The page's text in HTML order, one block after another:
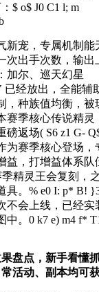
$ o$ J0 C1 l; m
新宠，专属机制能
次出手次数，输出
加尔、巡天幻星
已经放出，全能辅
，种族值均衡，被
赛季核心传说精灵
磅返场( S6 z1 G-
为赛季核心登场，
益，打增益体系队
精灵王会复刻，
具。 % e0 I: p* B!
不会上线，已经实
中。 0 k7 e) m4 f*
盘点，新手看懂
活动、副本均可获